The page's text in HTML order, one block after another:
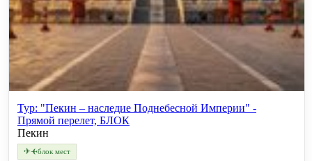
Тур: "Пекин – наследие Поднебесной Империи" -
Прямой перелет, БЛОК
Пекин
✈✈блок мест